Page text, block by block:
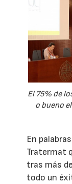
El 75% de
o bueno
En
Tratermat
tras más
todo un